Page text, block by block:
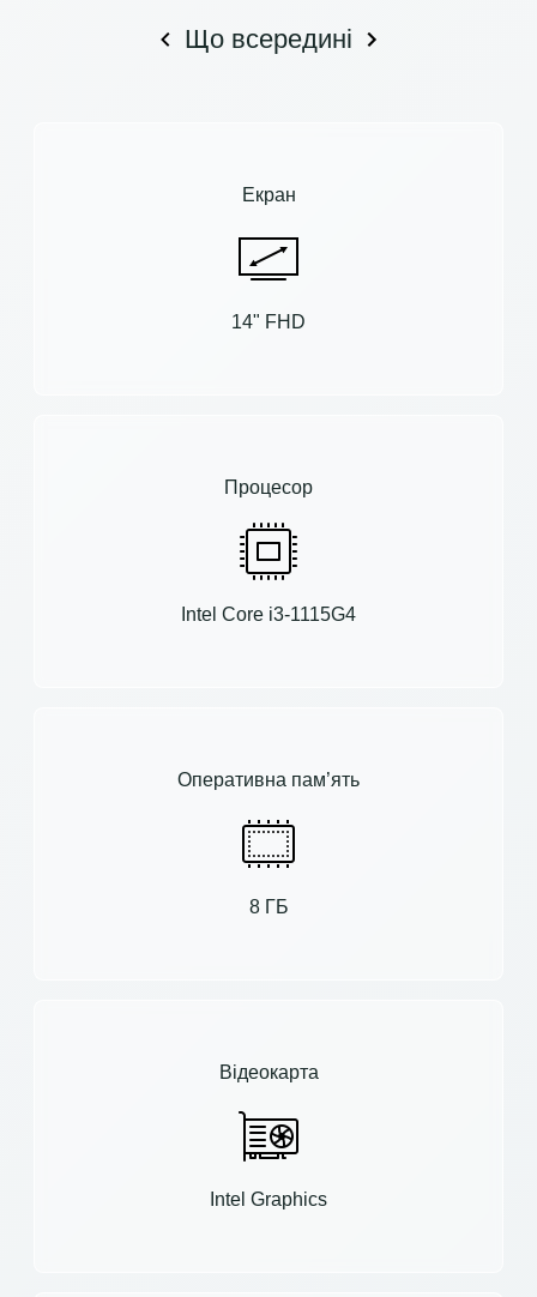
Що всередині
Екран
14" FHD
Процесор
Intel Core i3-1115G4
Оперативна пам’ять
8 ГБ
Відеокарта
Intel Graphics